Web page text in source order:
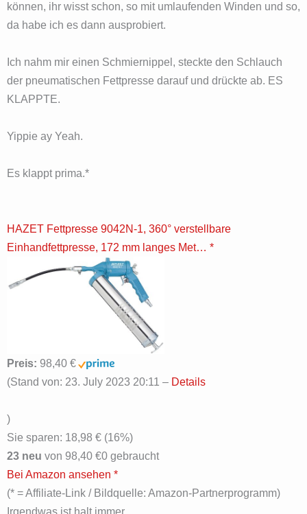
können, ihr wisst schon, so mit umlaufenden Winden und so,
da habe ich es dann ausprobiert.
Ich nahm mir einen Schmiernippel, steckte den Schlauch
der pneumatischen Fettpresse darauf und drückte ab. ES
KLAPPTE.
Yippie ay Yeah.
Es klappt prima.*
HAZET Fettpresse 9042N-1, 360° verstellbare
Einhandfettpresse, 172 mm langes Met… *
Preis: 98,40 €
(Stand von: 23. July 2023 20:11 – Details
)
Sie sparen: 18,98 € (16%)
23 neu von 98,40 €0 gebraucht
Bei Amazon ansehen *
(* = Affiliate-Link / Bildquelle: Amazon-Partnerprogramm)
Irgendwas ist halt immer.